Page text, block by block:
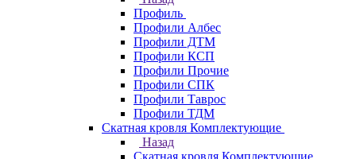
Профиль
Профили Албес
Профили ДТМ
Профили КСП
Профили Прочие
Профили СПК
Профили Таврос
Профили ТДМ
Скатная кровля Комплектующие
Назад
Скатная кровля Комплектующие